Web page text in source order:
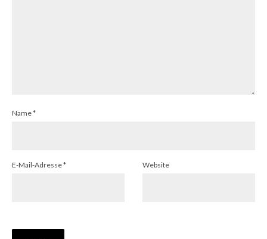
Name*
E-Mail-Adresse* Website